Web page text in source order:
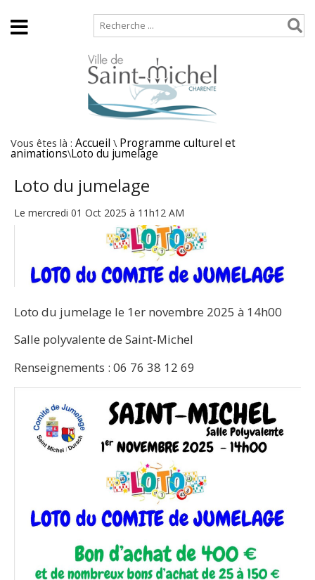
Vous êtes là : Accueil \ Programme culturel et
animations\Loto du jumelage
Loto du jumelage
Le mercredi 01 Oct 2025 à 11h12 AM
Loto du jumelage le 1er novembre 2025 à 14h00
Salle polyvalente de Saint-Michel
Renseignements : 06 76 38 12 69